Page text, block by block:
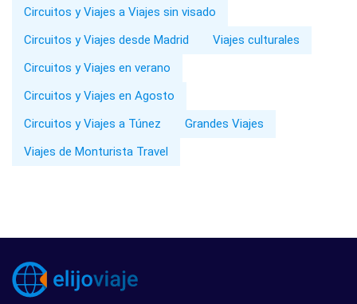
Circuitos y Viajes a Viajes sin visado
Circuitos y Viajes desde Madrid
Viajes culturales
Circuitos y Viajes en verano
Circuitos y Viajes en Agosto
Circuitos y Viajes a Túnez
Grandes Viajes
Viajes de Monturista Travel